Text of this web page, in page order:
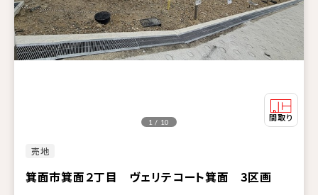
売地
箕面市箕面２丁目 ヴェリテコート箕面 3区画
1 / 10